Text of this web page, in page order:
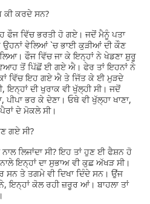
ਕੀ ਕਰਦੇ ਸਨ?
ਫੌਜ ਵਿੱਚ ਭਰਤੀ ਹੋ ਗਏ। ਜਦੋਂ ਮੈਨੂੰ ਪਤਾ
ਉਹਨਾਂ ਵੇਲਿਆਂ `ਚ ਭਾਈ ਕੁੜੀਆਂ ਦੀ ਕੌਣ
ਫੌਜ ਵਿੱਚ ਜਾ ਕੇ ਇਨ੍ਹਾਂ ਨੇ ਖੇਡਣਾ ਸ਼ੁਰੂ
ਤੋਂ ਪਿੱਛੋਂ ਈ ਗਏ ਐ। ਫੇਰ ਤਾਂ ਇਹਨਾਂ ਨੇ
ਵਿੱਚ ਇਹ ਗਏ ਐ ਤੇ ਜਿੱਤ ਕੇ ਈ ਮੁੜਦੇ
ਇਨ੍ਹਾਂ ਦੀ ਖੁਰਾਕ ਵੀ ਖੁੱਲ੍ਹੀ ਸੀ। ਜਦੋਂ
ਭਰ ਕੇ ਦੇਣਾ। ਓਥੇ ਵੀ ਖੁੱਲ੍ਹਾ ਖਾਣਾ,
ਦੇ ਮੋਕਲੇ ਸੀ।
ਗਏ ਸੀ?
ਲਿਜਾਂਦਾ ਸੀ? ਇਹ ਤਾਂ ਹੁਣ ਈ ਫੈਸ਼ਨ ਹੋ
ਇਨ੍ਹਾਂ ਦਾ ਸੁਭਾਅ ਵੀ ਕੁਛ ਅੱਖੜ ਸੀ।
ਤੇ ਤਗਮੇ ਵੀ ਦਿਖਾ ਦਿੰਦੇ ਸਨ। ਉਂਜ
ਇਨ੍ਹਾਂ ਕੋਲ ਰਹੀ ਜ਼ਰੂਰ ਆਂ। ਬਾਹਲਾ ਤਾਂ